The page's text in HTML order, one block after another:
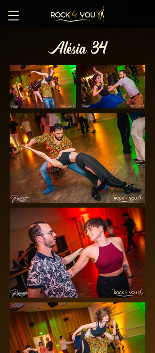
Alésia 34